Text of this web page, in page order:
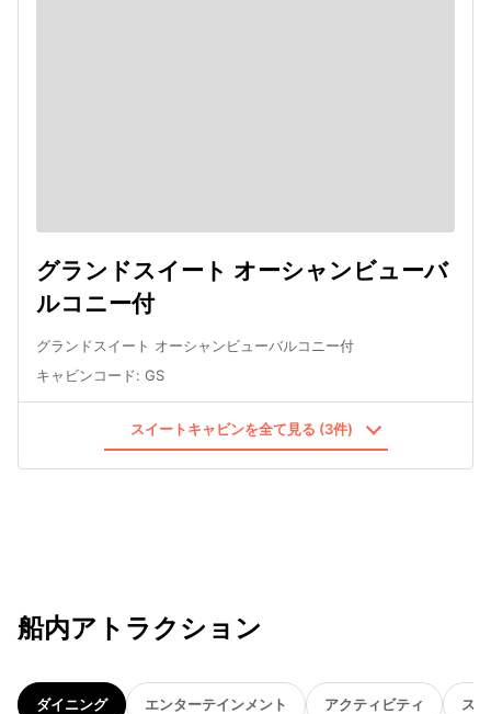
グランドスイート オーシャンビューバ
ルコニー付
グランドスイート オーシャンビューバルコニー付
キャビンコード: GS
スイートキャビンを全て見る (3件)
船内アトラクション
ダイニング エンターテインメント アクティビティ ス